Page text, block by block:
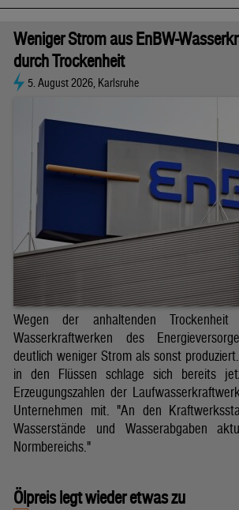
Weniger Strom aus EnBW-
durch Trockenheit
5. August 2026, Karlsruhe
Wegen der anhaltenden
Wasserkraftwerken des
deutlich weniger Strom als sonst
in den Flüssen schlage sich bereits
Erzeugungszahlen der
Unternehmen mit. "An den
Wasserstände und Wasserabgaben
Normbereichs."
Ölpreis legt wieder etwas zu